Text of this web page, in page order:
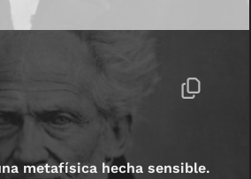
metafísica hecha sensible.